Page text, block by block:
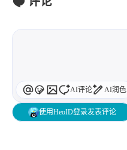
AI评论 AI润色
使用HeoID登录发表评论